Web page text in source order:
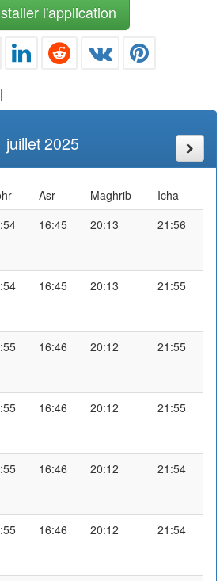
l'application
juillet 2025
Asr Maghrib
Icha
16:45 20:13 21:56
16:45 20:13 21:55
16:46 20:12 21:55
16:46 20:12 21:55
16:46 20:12 21:54
16:46 20:12 21:54